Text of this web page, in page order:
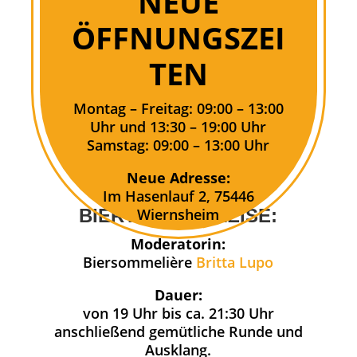
NEUES JAHR, NEUE
BIERE – DIE REISE
GEHT WEITER!
BIERTASTING-REISE:
Moderatorin:
Biersommelière Britta Lupo
Dauer:
von 19 Uhr bis ca. 21:30 Uhr
anschließend gemütliche Runde und
Ausklang.
ÖFFNUNGSZEI
TEN
Montag – Freitag: 09:00 – 13:00
Uhr und 13:30 – 19:00 Uhr
Samstag: 09:00 – 13:00 Uhr
Neue Adresse:
Im Hasenlauf 2, 75446
Wiernsheim